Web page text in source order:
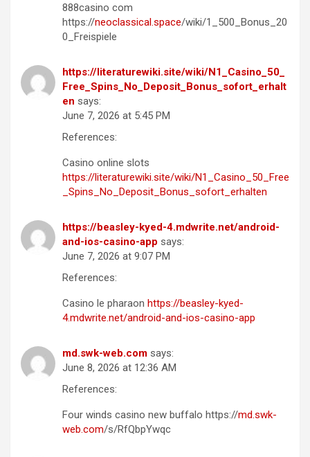
888casino com
https://neoclassical.space/wiki/1_500_Bonus_20
0_Freispiele
https://literaturewiki.site/wiki/N1_Casino_50_
Free_Spins_No_Deposit_Bonus_sofort_erhalt
en says:
June 7, 2026 at 5:45 PM
References:
Casino online slots
https://literaturewiki.site/wiki/N1_Casino_50_Free
_Spins_No_Deposit_Bonus_sofort_erhalten
https://beasley-kyed-4.mdwrite.net/android-
and-ios-casino-app says:
June 7, 2026 at 9:07 PM
References:
Casino le pharaon https://beasley-kyed-
4.mdwrite.net/android-and-ios-casino-app
md.swk-web.com says:
June 8, 2026 at 12:36 AM
References:
Four winds casino new buffalo https://md.swk-
web.com/s/RfQbpYwqc